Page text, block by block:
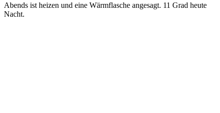
Abends ist heizen und eine Wärmflasche angesagt. 11 Grad heute
Nacht.